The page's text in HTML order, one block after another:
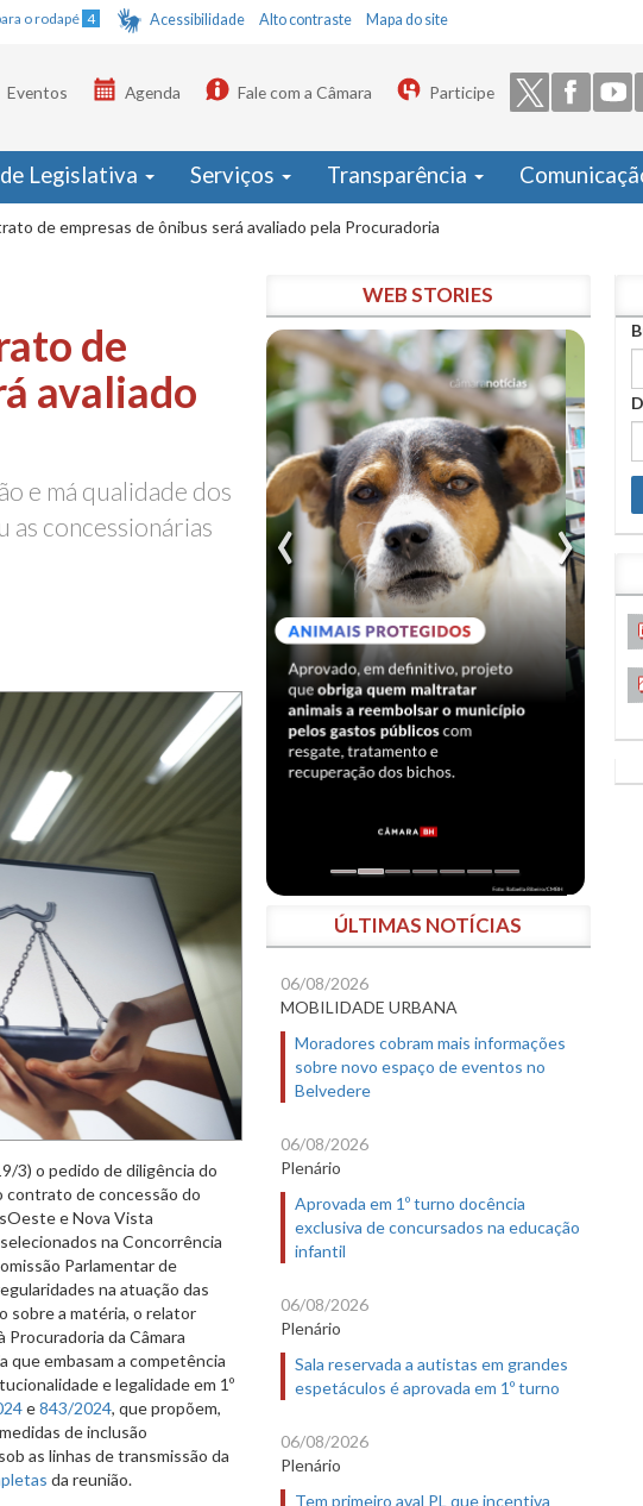
o rodapé 4 Acessibilidade Alto contraste Mapa do site
Eventos Agenda Fale com a Câmara Participe
Legislativa Serviços Transparência
de empresas de ônibus será avaliado pela Procuradoria
de
avaliado
e má qualidade dos
as concessionárias
3) o pedido de diligência do
contrato de concessão do
e Nova Vista
na Concorrência
Parlamentar de
na atuação das
sobre a matéria, o relator
Procuradoria da Câmara
embasam a competência
e legalidade em 1º
e843/2024, que propõem,
de inclusão
as linhas de transmissão da
da reunião.
WEB STORIES
ÚLTIMAS NOTÍCIAS
06/08/2026
MOBILIDADE URBANA
Moradores cobram mais informações
sobre novo espaço de eventos no
Belvedere
06/08/2026
Plenário
Aprovada em 1º turno docência
exclusiva de concursados na educação
infantil
06/08/2026
Plenário
Sala reservada a autistas em grandes
espetáculos é aprovada em 1º turno
06/08/2026
Plenário
Tem primeiro aval PL que incentiva